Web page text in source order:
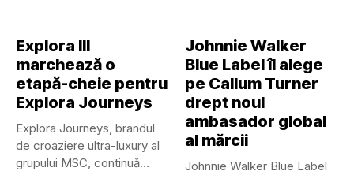
Explora III
marchează o
etapă-cheie pentru
Explora Journeys
Explora Journeys, brandul
de croaziere ultra-luxury al
grupului MSC, continuă
Johnnie Walker
Blue Label îl alege
pe Callum Turner
drept noul
ambasador global
al mărcii
Johnnie Walker Blue Label